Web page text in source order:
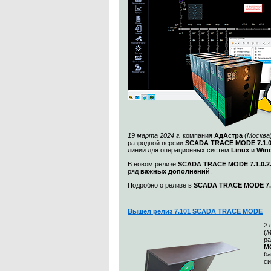
19 марта 2024 г. компания АдАстра (Москва
разрядной версии SCADA TRACE MODE
линий для операционных систем Linux и
В новом релизе SCADA TRACE MODE 7.1.0.2.
ряд важных дополнений
Подробно о релизе в SCADA TRACE MODE
Вышел релиз 7.101 SCADA TRACE MODE
2
(